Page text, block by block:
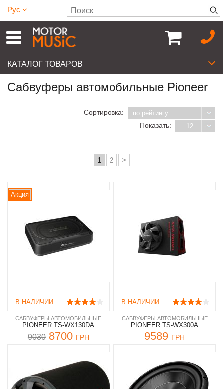
Рус
КАТАЛОГ ТОВАРОВ
Сабвуферы автомобильные Pioneer
Сортировка: по рейтингу
Показать: 12
1 2 >
Акция
В НАЛИЧИИ
САБВУФЕРЫ АВТОМОБИЛЬНЫЕ
PIONEER TS-WX130DA
90308700 ГРН
В НАЛИЧИИ
САБВУФЕРЫ АВТОМОБИЛЬНЫЕ
PIONEER TS-WX300A
9589 ГРН